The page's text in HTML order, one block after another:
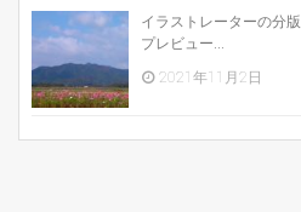
制作実績
企業情報
採用情報
イラストレーターの分版
プレビュー...
2021年11月2日